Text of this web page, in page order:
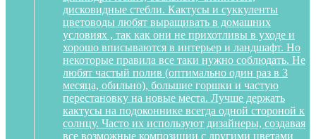
дисковидные стебли. Кактусы и суккуленты
цветоводы любят выращивать в домашних
условиях , так как они не прихотливы в уходе и
хорошо вписываются в интерьер и ландшафт. Но
некоторые правила все таки нужно соблюдать. Не
любят частый полив (оптимально один раз в 3
месяца, обильно), большие горшки и частую
перестановку на новые места. Лучше держать
кактусы на подоконнике всегда одной стороной к
солнцу. Часто их используют дизайнеры, создавая
все возможные композиции с другими цветами